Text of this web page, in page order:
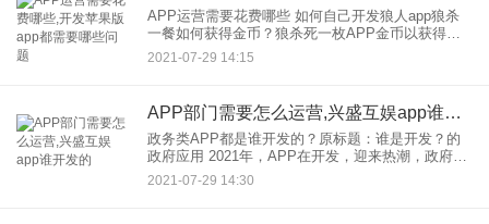
APP运营需要花费哪些 如何自己开发狼人app狼杀
一餐如何获得金币？狼杀死一枚APP金币以获得策
略 比如盗用身份，买加班卡等。都需要花金币，但
是朋友们总觉得需要金币的时候金币不够用。我该
2021-07-29 14:15
APP部门需要怎么运营,兴盛互娱app谁开发的
政务类APP都是谁开发的？原标题：谁是开发？的
政府应用 2021年，APP在开发，迎来热潮，政府响
应互联网号召，先后推出开发APP，希望为人们提
供更加便捷高效的服务。河马边肖收集了这些天的
2021-07-29 14:30